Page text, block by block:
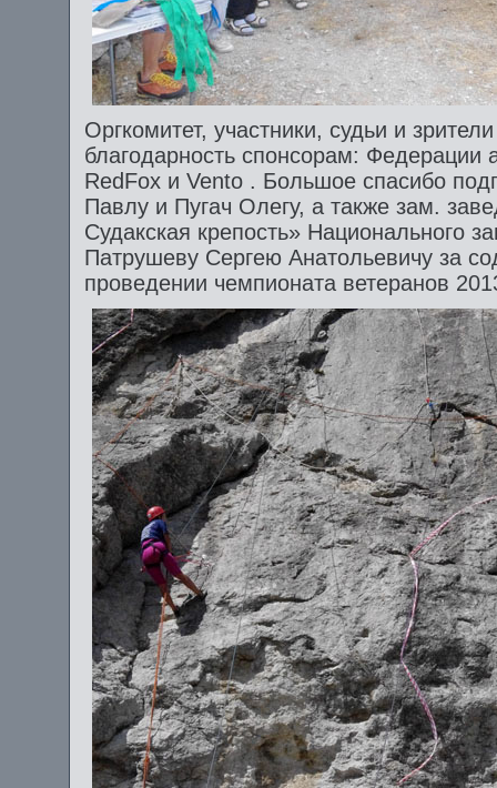
Оргкомитет, участники, судьи и
благодарность спонсорам:
RedFox и Vento . Большое спасибо
Павлу и Пугач Олегу, а также зам.
Судакская крепость» Национального
Патрушеву Сергею Анатольевичу за
проведении чемпионата ветеранов